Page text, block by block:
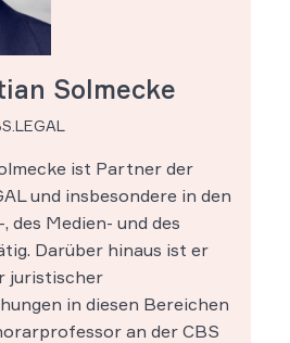
Solmecke
ist Partner der
und insbesondere in den
des Medien- und des
Darüber hinaus ist er
juristischer
in diesen Bereichen
an der CBS